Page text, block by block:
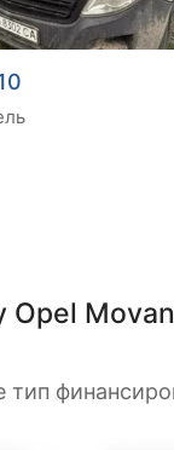
Opel
тип